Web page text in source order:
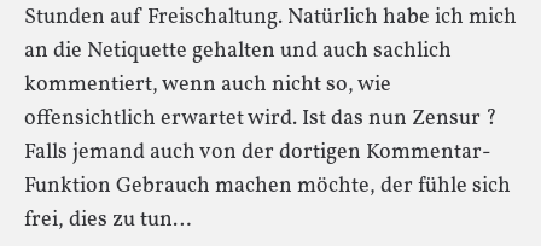
Stunden auf Freischaltung. Natürlich habe ich mich
an die Netiquette gehalten und auch sachlich
kommentiert, wenn auch nicht so, wie
offensichtlich erwartet wird. Ist das nun Zensur ?
Falls jemand auch von der dortigen Kommentar-
Funktion Gebrauch machen möchte, der fühle sich
frei, dies zu tun…